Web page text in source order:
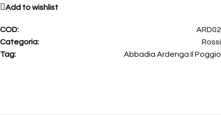
Add to wishlist
COD:
ARD02
Categoria:
Rossi
Tag:
Abbadia Ardenga Il Poggio